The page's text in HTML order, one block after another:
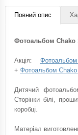
Повний опис
Фотоальбом Chako
Акція:
+ Фотоальбом
Дитячий
Сторінки білі,
коробці.
Матеріал